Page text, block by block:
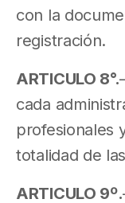
con la
registración.
ARTICULO 8°.
cada
profesionales
totalidad de
ARTICULO 9º.